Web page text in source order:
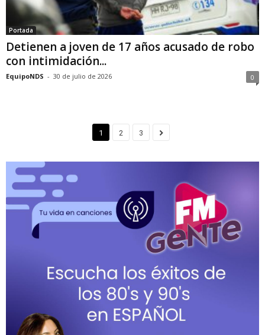
Portada
Detienen a joven de 17 años acusado de robo
con intimidación...
EquipoNDS - 30 de julio de 2026 0
1 2 3